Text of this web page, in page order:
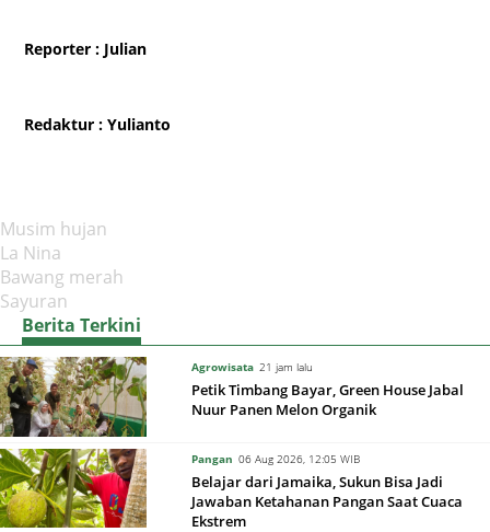
Reporter : Julian
Redaktur : Yulianto
Musim hujan
La Nina
Bawang merah
Sayuran
Berita Terkini
Agrowisata 21 jam lalu
Petik Timbang Bayar, Green House Jabal
Nuur Panen Melon Organik
Pangan 06 Aug 2026, 12:05 WIB
Belajar dari Jamaika, Sukun Bisa Jadi
Jawaban Ketahanan Pangan Saat Cuaca
Ekstrem